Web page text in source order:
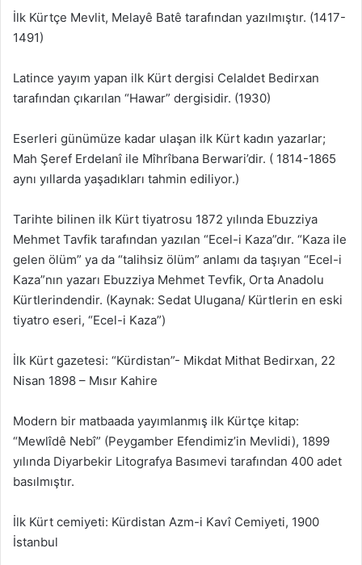
İlk Kürtçe Mevlit, Melayê Batê tarafından yazılmıştır. (1417-
1491)
Latince yayım yapan ilk Kürt dergisi Celaldet Bedirxan
tarafından çıkarılan “Hawar” dergisidir. (1930)
Eserleri günümüze kadar ulaşan ilk Kürt kadın yazarlar;
Mah Şeref Erdelanî ile Mîhrîbana Berwari’dir. ( 1814-1865
aynı yıllarda yaşadıkları tahmin ediliyor.)
Tarihte bilinen ilk Kürt tiyatrosu 1872 yılında Ebuzziya
Mehmet Tavfik tarafından yazılan “Ecel-i Kaza”dır. “Kaza ile
gelen ölüm” ya da “talihsiz ölüm” anlamı da taşıyan “Ecel-i
Kaza”nın yazarı Ebuzziya Mehmet Tevfik, Orta Anadolu
Kürtlerindendir. (Kaynak: Sedat Ulugana/ Kürtlerin en eski
tiyatro eseri, “Ecel-i Kaza”)
İlk Kürt gazetesi: “Kürdistan”- Mikdat Mithat Bedirxan, 22
Nisan 1898 – Mısır Kahire
Modern bir matbaada yayımlanmış ilk Kürtçe kitap:
“Mewlîdê Nebî” (Peygamber Efendimiz’in Mevlidi), 1899
yılında Diyarbekir Litografya Basımevi tarafından 400 adet
basılmıştır.
İlk Kürt cemiyeti: Kürdistan Azm-i Kavî Cemiyeti, 1900
İstanbul